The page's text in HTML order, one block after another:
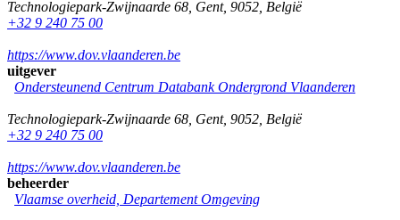
Technologiepark-Zwijnaarde 68 Gent, 9052 België
+32 9 240 75 00
https://www.dov.vlaanderen.be
uitgever
Ondersteunend Centrum Databank Ondergrond Vlaanderen
Technologiepark-Zwijnaarde 68 Gent, 9052 België
+32 9 240 75 00
https://www.dov.vlaanderen.be
beheerder
Vlaamse overheid, Departement Omgeving